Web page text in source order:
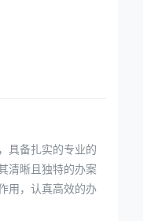
具备扎实的专业的
清晰且独特的办案
用，认真高效的办